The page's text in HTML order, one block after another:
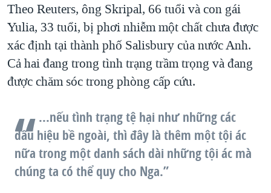
Theo Reuters, ông Skripal, 66 tuổi và con gái
Yulia, 33 tuổi, bị phơi nhiễm một chất chưa được
xác định tại thành phố Salisbury của nước Anh.
Cả hai đang trong tình trạng trầm trọng và đang
được chăm sóc trong phòng cấp cứu.
...nếu tình trạng tệ hại như những các
dấu hiệu bề ngoài, thì đây là thêm một tội ác
nữa trong một danh sách dài những tội ác mà
chúng ta có thể quy cho Nga.”